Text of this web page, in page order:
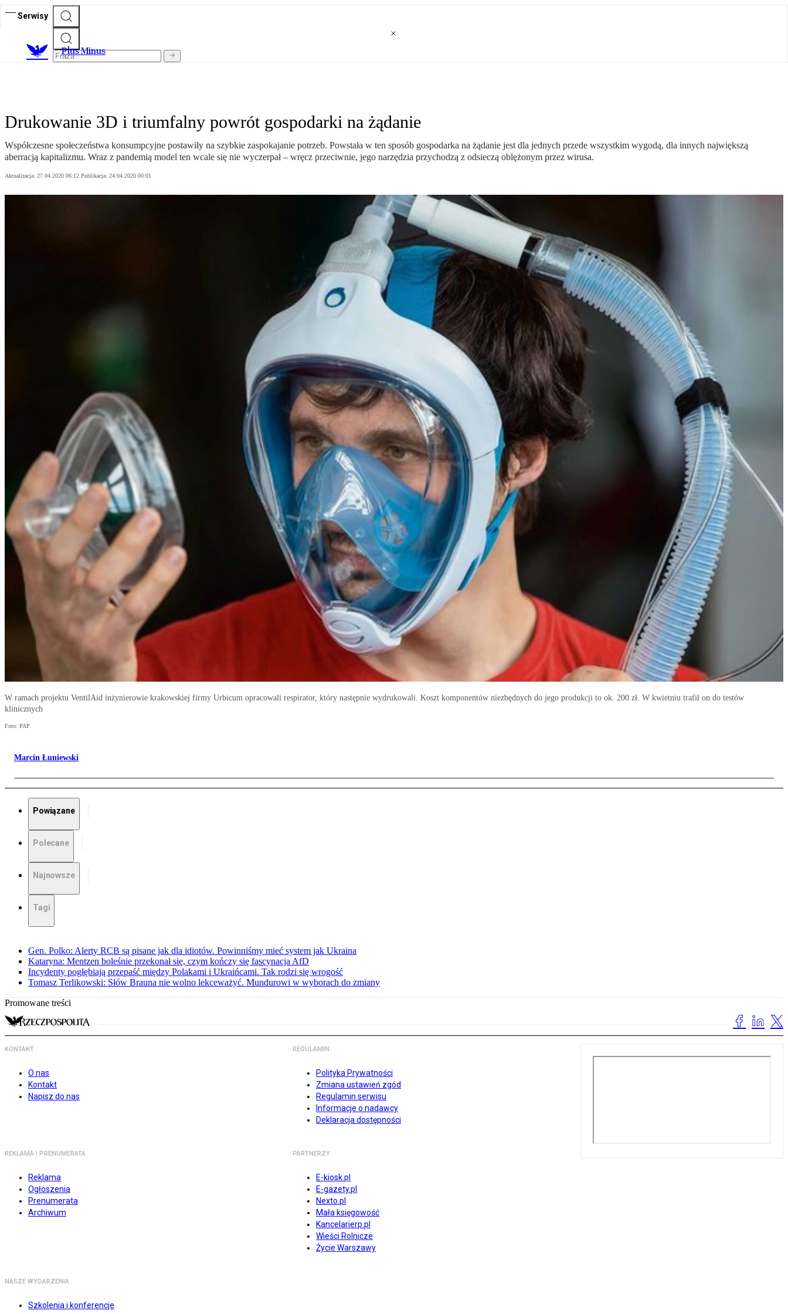
Serwisy
Plus Minus
Drukowanie 3D i triumfalny powrót gospodarki na żądanie
Współczesne społeczeństwa konsumpcyjne postawiły na szybkie zaspokajanie potrzeb. Powstała w ten sposób gospodarka na żądanie jest dla jednych przede wszystkim wygodą, dla innych największą
aberracją kapitalizmu. Wraz z pandemią model ten wcale się nie wyczerpał – wręcz przeciwnie, jego narzędzia przychodzą z odsieczą oblężonym przez wirusa.
Aktualizacja: 27.04.2020 06:12 Publikacja: 24.04.2020 00:01
W ramach projektu VentilAid inżynierowie krakowskiej firmy Urbicum opracowali respirator, który następnie wydrukowali. Koszt komponentów niezbędnych do jego produkcji to ok. 200 zł. W kwietniu trafił on do testów
klinicznych
Foto: PAP
Marcin Łuniewski
Powiązane
Polecane
Najnowsze
Tagi
Gen. Polko: Alerty RCB są pisane jak dla idiotów. Powinniśmy mieć system jak Ukraina
Kataryna: Mentzen boleśnie przekonał się, czym kończy się fascynacja AfD
Incydenty pogłębiają przepaść między Polakami i Ukraińcami. Tak rodzi się wrogość
Tomasz Terlikowski: Słów Brauna nie wolno lekceważyć. Mundurowi w wyborach do zmiany
Promowane treści
KONTAKT
O nas
Kontakt
Napisz do nas
REGULAMIN
Polityka Prywatności
Zmiana ustawień zgód
Regulamin serwisu
Informacje o nadawcy
Deklaracja dostępności
REKLAMA I PRENUMERATA
Reklama
Ogłoszenia
Prenumerata
Archiwum
PARTNERZY
E-kiosk.pl
E-gazety.pl
Nexto.pl
Mała księgowość
Kancelarierp.pl
Wieści Rolnicze
Życie Warszawy
NASZE WYDARZENIA
Szkolenia i konferencje